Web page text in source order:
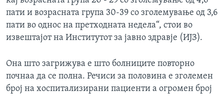
пати и возрасната група 30-39 со зголемување од 3,6
пати во однос на претходната недела“, стои во
извештајот на Институтот за јавно здравје (ИЈЗ).
Она што загрижува е што болниците повторно
почнаа да се полна. Речиси за половина е зголемен
број на хоспитализирани пациенти а огромен број